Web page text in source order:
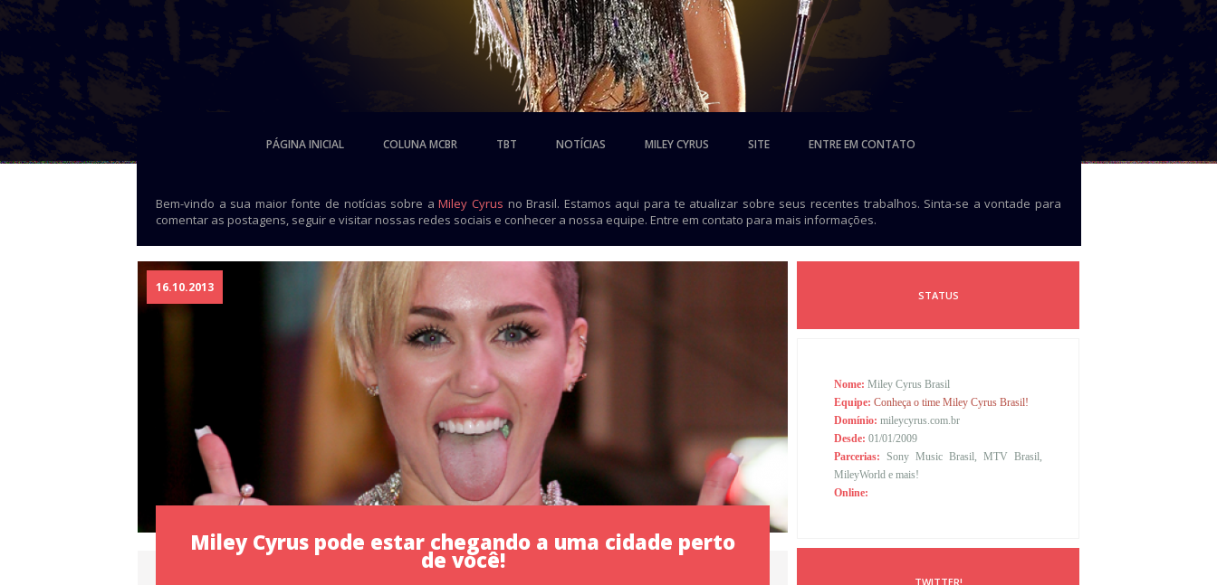
PÁGINA INICIAL COLUNA MCBR TBT NOTÍCIAS MILEY CYRUS SITE ENTRE EM CONTATO
Bem-vindo a sua maior fonte de notícias sobre aMiley Cyrus no Brasil. Estamos aqui para te atualizar sobre seus recentes trabalhos. Sinta-se a vontade para
comentar as postagens, seguir e visitar nossas redes sociais e conhecer a nossa equipe. Entre em contato para mais informações.
16.10.2013
Miley Cyrus pode estar chegando a uma cidade perto
de você!
STATUS
Nome: Miley Cyrus Brasil
Equipe: Conheça o time Miley Cyrus Brasil!
Domínio: mileycyrus.com.br
Desde: 01/01/2009
Parcerias: Sony Music Brasil, MTV Brasil,
MileyWorld e mais!
Online:
TWITTER!